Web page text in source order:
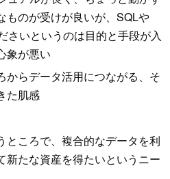
ものが受けが良いが、SQLや
さいというのは目的と手段が入
象が悪い
からデータ活用につながる、そ
た肌感
ところで、複合的なデータを利
新たな資産を得たいというニー